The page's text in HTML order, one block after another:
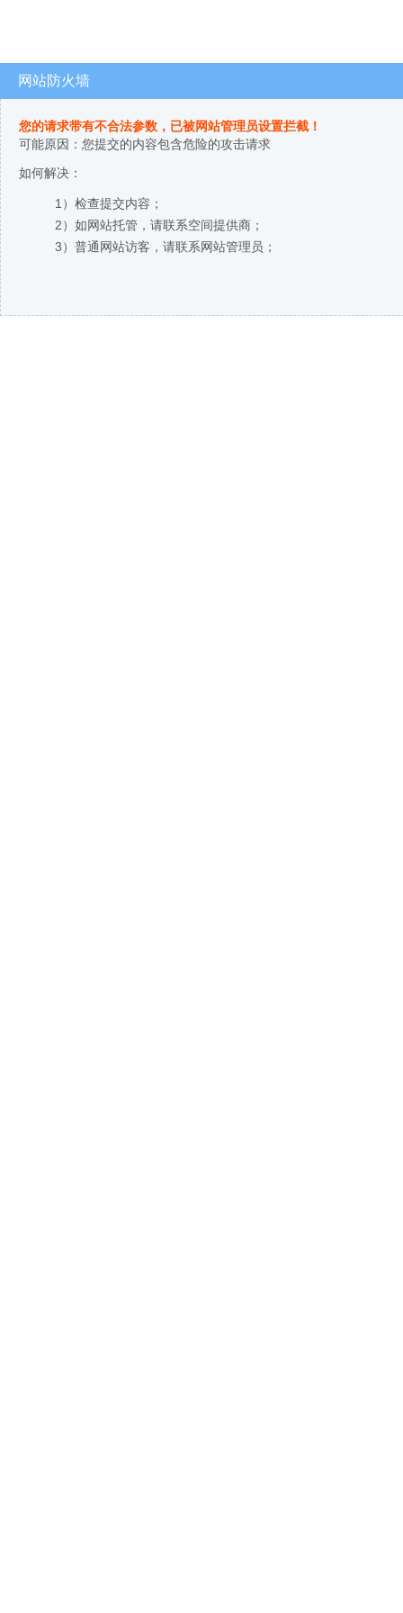
网站防火墙
您的请求带有不合法参数，已被网站管理员设置拦截！
可能原因：您提交的内容包含危险的攻击请求
如何解决：
1）检查提交内容；
2）如网站托管，请联系空间提供商；
3）普通网站访客，请联系网站管理员；